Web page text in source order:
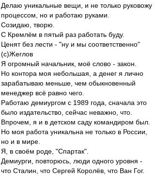
Делаю уникальные вещи, и не только руковожу
процессом, но и работаю руками.
Созидаю, творю.
С Кремлём в пятый раз работать буду.
Ценят без лести - "ну и мы соответственно"
(с)Жеглов
Я огромный начальник, моё слово - закон.
Но контора моя небольшая, а денег я лично
зарабатываю меньше, чем обыкновенный
менеджер всё равно чего.
Работаю демиургом с 1989 года, сначала это
было издательство, сейчас неважно, что.
Впрочем, я и в детском саду командиром был.
Но моя работа уникальна не только в России,
но и в мире.
Я, в своём роде, "Спартак".
Демиурги, повторюсь, люди одного уровня -
что Сталин, что Сергей Королёв, что Ван Гог.